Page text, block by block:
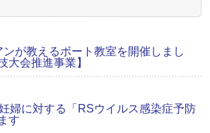
が教えるボート教室を開催しまし
大会推進事業】
婦に対する「RSウイルス感染症予防
す